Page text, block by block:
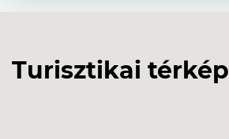
Turisztikai térkép